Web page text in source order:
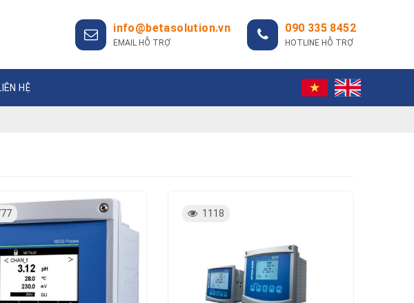
info@betasolution.vn
EMAIL HỖ TRỢ
090 335 8452
HOTLINE HỖ TRỢ
HỆ
1118